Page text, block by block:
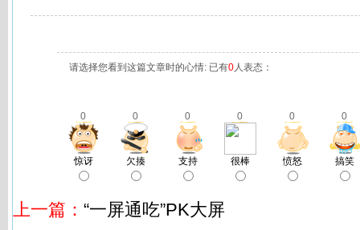
请选择您看到这篇文章时的心情: 已有0人表态：
0 0 0 0 0 0
惊讶 欠揍 支持 很棒 愤怒 搞笑
上一篇： “一屏通吃”PK大屏